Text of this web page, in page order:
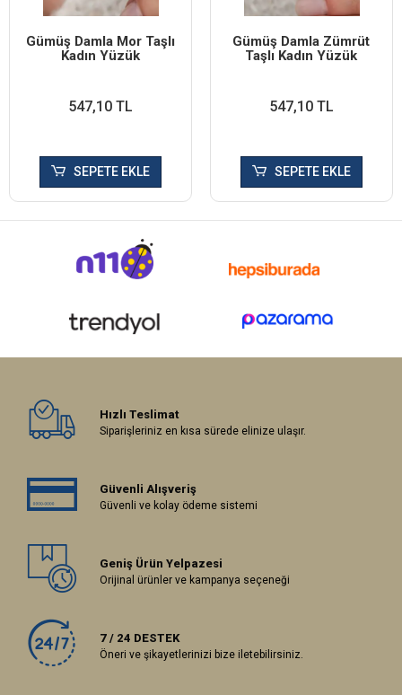
Gümüş Damla Mor Taşlı
Kadın Yüzük
547,10 TL
SEPETE EKLE
Gümüş Damla Zümrüt
Taşlı Kadın Yüzük
547,10 TL
SEPETE EKLE
Hızlı Teslimat
Siparişleriniz en kısa sürede elinize ulaşır.
Güvenli Alışveriş
Güvenli ve kolay ödeme sistemi
Geniş Ürün Yelpazesi
Orijinal ürünler ve kampanya seçeneği
7 / 24 DESTEK
Öneri ve şikayetlerinizi bize iletebilirsiniz.